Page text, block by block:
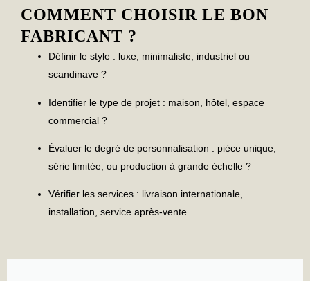
COMMENT CHOISIR LE BON
FABRICANT ?
Définir le style : luxe, minimaliste, industriel ou
scandinave ?
Identifier le type de projet : maison, hôtel, espace
commercial ?
Évaluer le degré de personnalisation : pièce unique,
série limitée, ou production à grande échelle ?
Vérifier les services : livraison internationale,
installation, service après-vente.